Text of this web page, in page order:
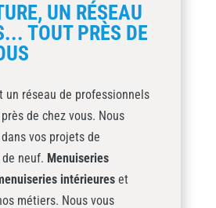
UN RÉSEAU
TOUT PRÈS DE
un réseau de professionnels
de chez vous. Nous
vos projets de
neuf. Menuiseries
intérieureset
métiers. Nous vous